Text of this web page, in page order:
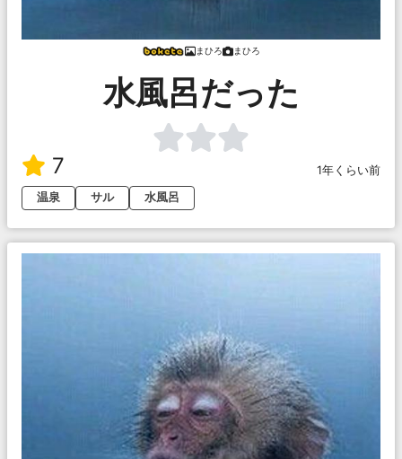
まひろ まひろ
水風呂だった
7
1年くらい前
温泉
サル 水風呂